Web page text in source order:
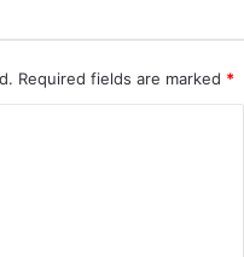
Required fields are marked *